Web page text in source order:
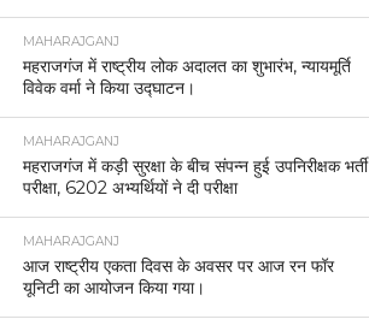
MAHARAJGANJ
महराजगंज में राष्ट्रीय लोक अदालत का शुभारंभ, न्यायमूर्ति
विवेक वर्मा ने किया उद्घाटन।
MAHARAJGANJ
महराजगंज में कड़ी सुरक्षा के बीच संपन्न हुई उपनिरीक्षक भर्ती
परीक्षा, 6202 अभ्यर्थियों ने दी परीक्षा
MAHARAJGANJ
आज राष्ट्रीय एकता दिवस के अवसर पर आज रन फॉर
यूनिटी का आयोजन किया गया।